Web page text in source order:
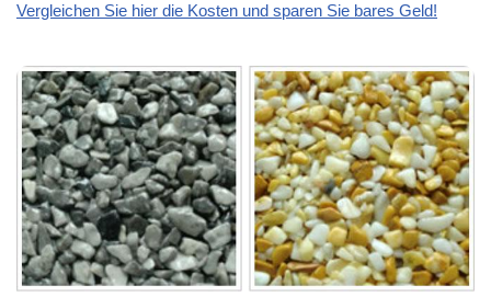
Vergleichen Sie hier die Kosten und sparen Sie bares Geld!